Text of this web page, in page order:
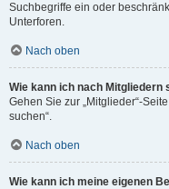
Suchbegriffe ein oder
Unterforen.
Nach oben
Wie kann ich nach Mitgliedern
Gehen Sie zur „Mitglieder“-
suchen“.
Nach oben
Wie kann ich meine eigenen